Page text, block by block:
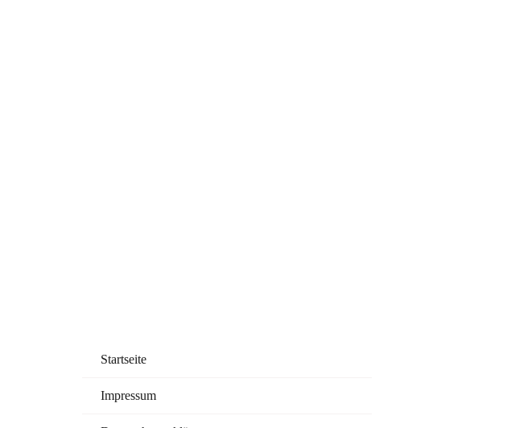
Startseite
Impressum